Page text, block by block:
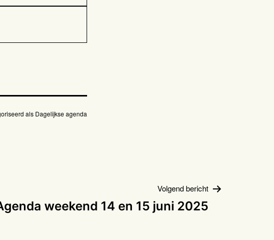
als Dagelijkse agenda
Volgend bericht
weekend 14 en 15 juni 2025